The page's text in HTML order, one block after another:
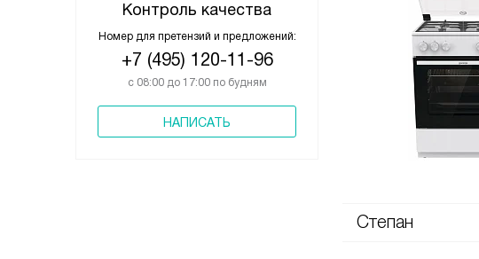
Контроль качества
Номер для претензий и предложений:
+7 (495) 120-11-96
с 08:00 до 17:00 по будням
НАПИСАТЬ
Степан